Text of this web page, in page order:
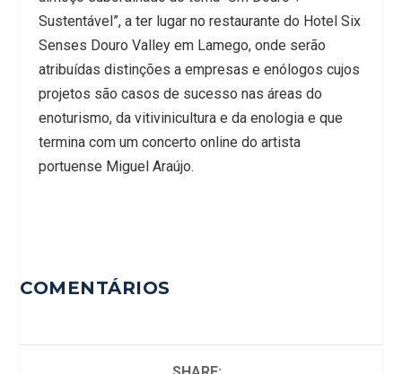
Sustentável”, a ter lugar no restaurante do Hotel Six
Senses Douro Valley em Lamego, onde serão
atribuídas distinções a empresas e enólogos cujos
projetos são casos de sucesso nas áreas do
enoturismo, da vitivinicultura e da enologia e que
termina com um concerto online do artista
portuense Miguel Araújo.
COMENTÁRIOS